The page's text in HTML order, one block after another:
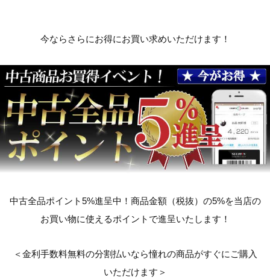
今ならさらにお得にお買い求めいただけます！
中古全品ポイント5%進呈中！商品金額（税抜）の5%を当店の
お買い物に使えるポイントで進呈いたします！
＜金利手数料無料の分割払いなら憧れの商品がすぐにご購入
いただけます＞